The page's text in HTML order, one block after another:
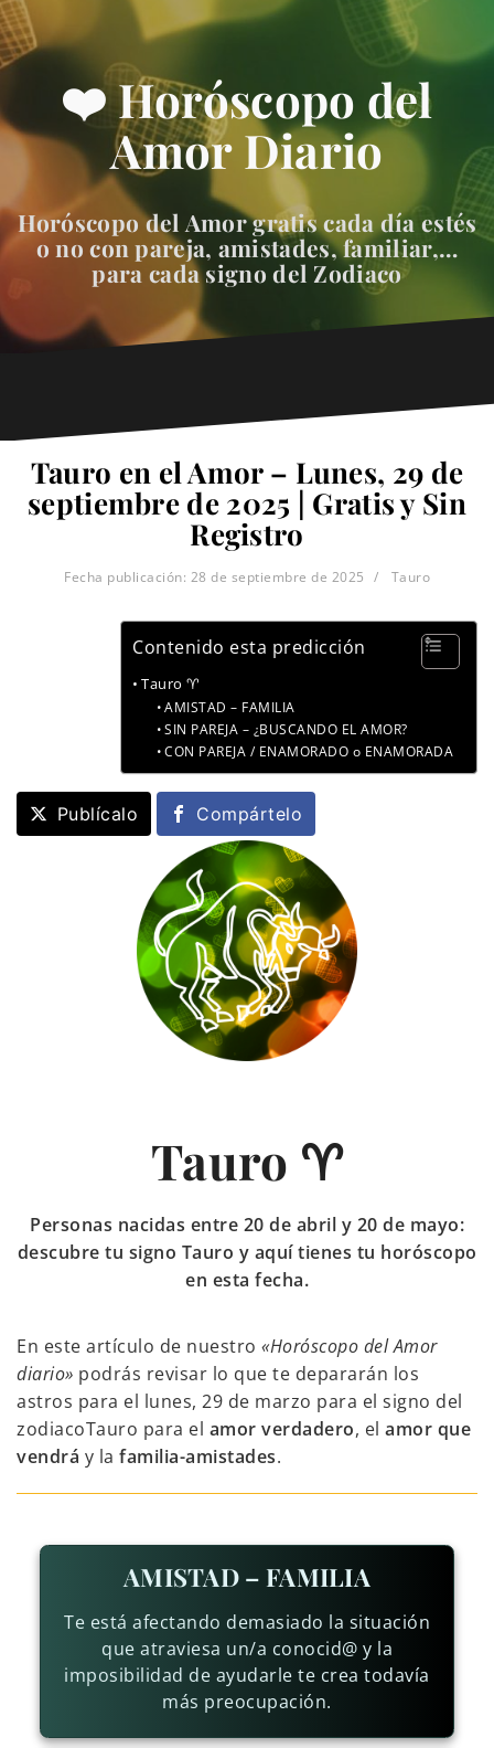
❤️ Horóscopo del
Amor Diario
Horóscopo del Amor gratis cada día estés
o no con pareja, amistades, familiar,…
para cada signo del Zodiaco
Tauro en el Amor – Lunes, 29 de
septiembre de 2025 | Gratis y Sin
Registro
Fecha publicación: 28 de septiembre de 2025 Tauro
Contenido esta predicción
Tauro ♈
AMISTAD – FAMILIA
SIN PAREJA – ¿BUSCANDO EL AMOR?
CON PAREJA / ENAMORADO o ENAMORADA
Publícalo Compártelo
Tauro ♈
Personas nacidas entre 20 de abril y 20 de mayo:
descubre tu signo Tauro y aquí tienes tu horóscopo
en esta fecha.
En este artículo de nuestro «Horóscopo del Amor
diario» podrás revisar lo que te depararán los
astros para el lunes, 29 de marzo para el signo del
zodiacoTauro para el amor verdadero, el amor que
vendrá y la familia-amistades.
AMISTAD – FAMILIA
Te está afectando demasiado la situación
que atraviesa un/a conocid@ y la
imposibilidad de ayudarle te crea todavía
más preocupación.